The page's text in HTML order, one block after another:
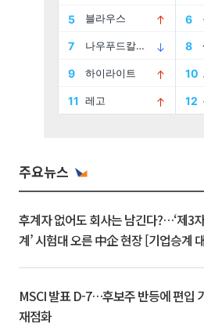
주요뉴스
후계자 없어도 회사는 남긴다?…‘제3
계’ 시험대 오른 中企 현장 [기업승계
MSCI 발표 D-7…후보주 반등에 편입
재점화